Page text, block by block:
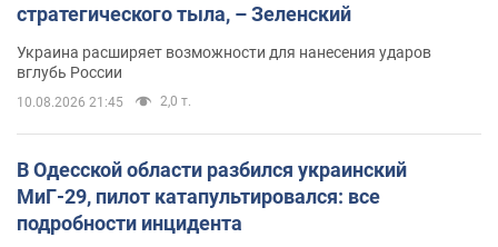
стратегического тыла, – Зеленский
Украина расширяет возможности для нанесения ударов
вглубь России
10.08.2026 21:45 2,0 т.
В Одесской области разбился украинский
МиГ-29, пилот катапультировался: все
подробности инцидента